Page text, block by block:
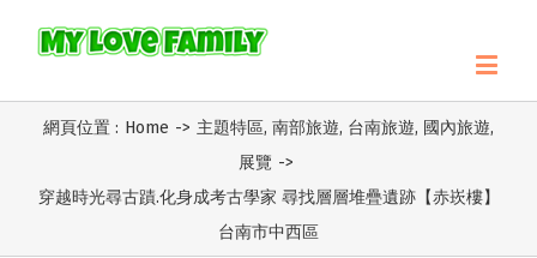
網頁位置 : Home -> 主題特區, 南部旅遊, 台南旅遊, 國內旅遊,
展覽 ->
穿越時光尋古蹟.化身成考古學家 尋找層層堆疊遺跡【赤崁樓】
台南市中西區